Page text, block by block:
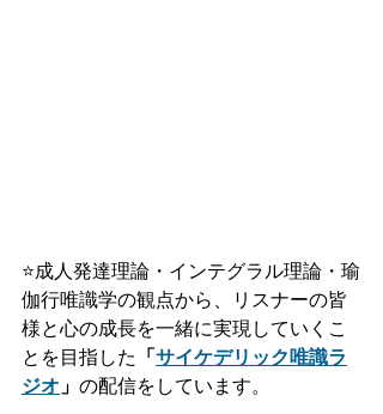
⭐️成人発達理論・インテグラル理論・瑜
伽行唯識学の観点から、リスナーの皆
様と心の成長を一緒に実現していくこ
とを目指した
「 サイケデリック唯識ラ
ジオ 」 の配信をしています。